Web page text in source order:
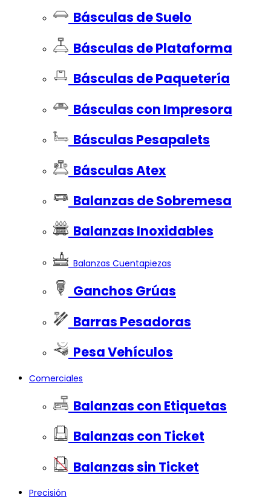
Básculas de Suelo
Básculas de Plataforma
Básculas de Paquetería
Básculas con Impresora
Básculas Pesapalets
Básculas Atex
Balanzas de Sobremesa
Balanzas Inoxidables
Balanzas Cuentapiezas
Ganchos Grúas
Barras Pesadoras
Pesa Vehículos
Comerciales
Balanzas con Etiquetas
Balanzas con Ticket
Balanzas sin Ticket
Precisión